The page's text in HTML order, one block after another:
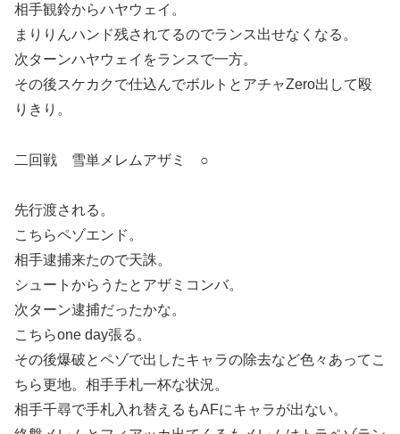
相手観鈴からハヤウェイ。
まりりんハンド残されてるのでランス出せなくなる。
次ターンハヤウェイをランスで一方。
その後スケカクで仕込んでボルトとアチャZero出して殴
りきり。
二回戦 雪単メレムアザミ ○
先行渡される。
こちらペゾエンド。
相手逮捕来たので天誅。
シュートからうたとアザミコンバ。
次ターン逮捕だったかな。
こちらone day張る。
その後爆破とペゾで出したキャラの除去など色々あってこ
ちら更地。相手手札一杯な状況。
相手千尋で手札入れ替えるもAFにキャラが出ない。